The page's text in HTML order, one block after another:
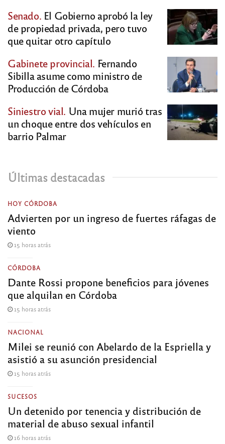
Senado. El Gobierno aprobó la ley
de propiedad privada, pero tuvo
que quitar otro capítulo
Gabinete provincial. Fernando
Sibilla asume como ministro de
Producción de Córdoba
Siniestro vial. Una mujer murió tras
un choque entre dos vehículos en
barrio Palmar
Últimas destacadas
HOY CÓRDOBA
Advierten por un ingreso de fuertes ráfagas de
viento
15 horas atrás
CÓRDOBA
Dante Rossi propone beneficios para jóvenes
que alquilan en Córdoba
15 horas atrás
NACIONAL
Milei se reunió con Abelardo de la Espriella y
asistió a su asunción presidencial
15 horas atrás
SUCESOS
Un detenido por tenencia y distribución de
material de abuso sexual infantil
16 horas atrás